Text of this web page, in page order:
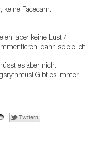
keine Facecam.
aber keine Lust /
dann spiele ich
es aber nicht.
Gibt es immer